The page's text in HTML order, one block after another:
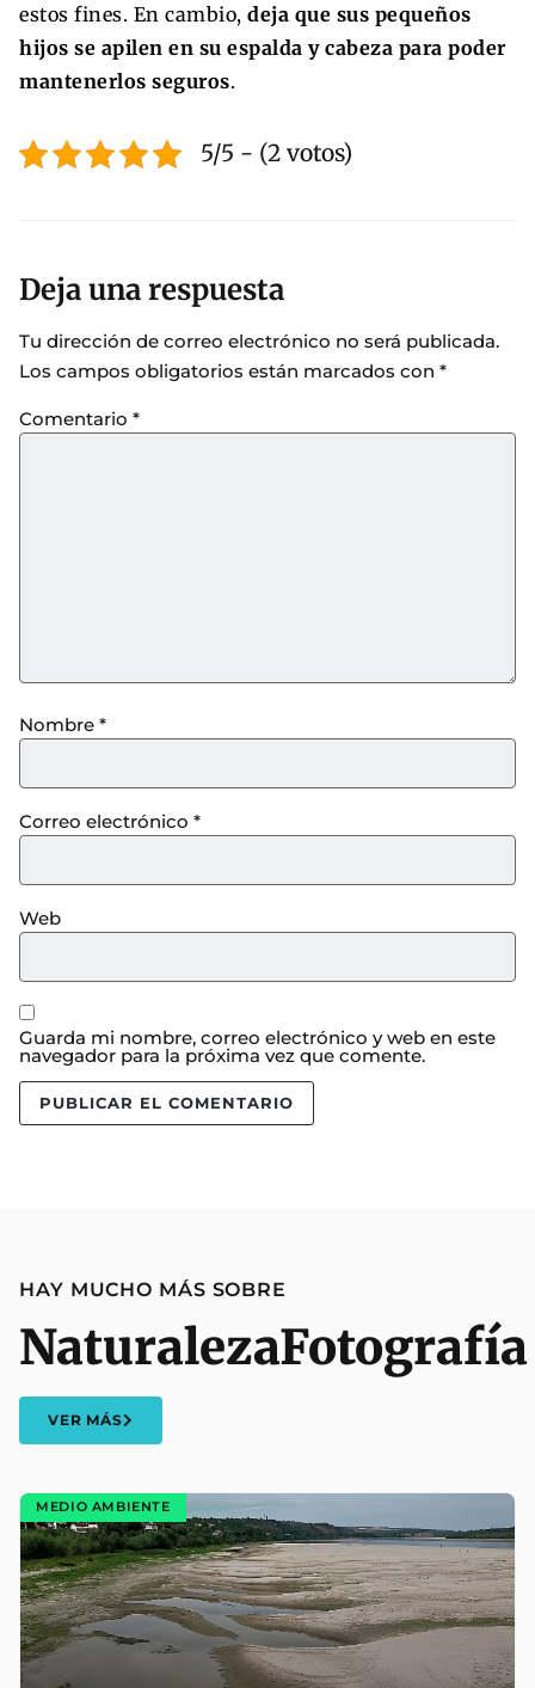
estos fines. En cambio, deja que sus pequeños
hijos se apilen en su espalda y cabeza para poder
mantenerlos seguros.
5/5 - (2 votos)
Deja una respuesta
Tu dirección de correo electrónico no será publicada.
Los campos obligatorios están marcados con *
Comentario *
Nombre *
Correo electrónico *
Web
Guarda mi nombre, correo electrónico y web en este
navegador para la próxima vez que comente.
HAY MUCHO MÁS SOBRE
NaturalezaFotografía
VER MÁS
MEDIO AMBIENTE